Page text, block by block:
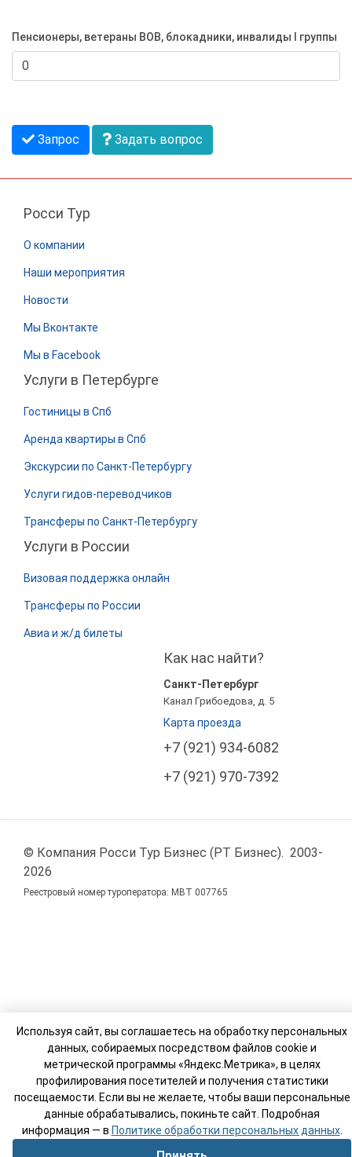
Пенсионеры, ветераны ВОВ, блокадники, инвалиды I группы
Запрос Задать вопрос
Росси Тур
О компании
Наши мероприятия
Новости
Мы Вконтакте
Мы в Facebook
Услуги в Петербурге
Гостиницы в Спб
Аренда квартиры в Спб
Экскурсии по Санкт-Петербургу
Услуги гидов-переводчиков
Трансферы по Санкт-Петербургу
Услуги в России
Визовая поддержка онлайн
Трансферы по России
Авиа и ж/д билеты
Как нас найти?
Санкт-Петербург
Канал Грибоедова, д. 5
Карта проезда
+7 (921) 934-6082
+7 (921) 970-7392
© Компания Росси Тур Бизнес (РТ Бизнес). 2003-
2026
Реестровый номер туроператора: МВТ 007765
Используя сайт, вы соглашаетесь на обработку персональных
данных, собираемых посредством файлов cookie и
метрической программы «Яндекс.Метрика», в целях
профилирования посетителей и получения статистики
посещаемости. Если вы не желаете, чтобы ваши персональные
данные обрабатывались, покиньте сайт. Подробная
информация — в Политике обработки персональных данных.